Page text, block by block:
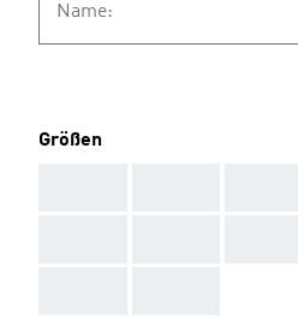
Name:
Größen